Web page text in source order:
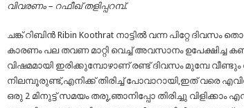
വിവരണം – റഫീഖ് തളിപ്പറമ്പ്.
ചങ്ക് റിബിൻ Ribin Koothrat നാട്ടിൽ വന്ന പിറ്റേ
കാരണം പല തവണ മാറ്റി വെച്ച് അവസാനം
വിഷമമായി ഇരിക്കുമ്പോഴാണ് രണ്ട് ദിവസം മുമ്പേ
നിലമ്പൂരുണ്ട്,എനിക്ക് തിരിച്ച് പോവാറായി,ഇത് വരെ
ഒരു 2 മിനുട്ട് സമയം തരൂ,ഞാനിപ്പോ തിരിച്ചു